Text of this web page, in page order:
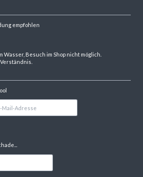
empfohlen
Besuch im Shop nicht möglich.